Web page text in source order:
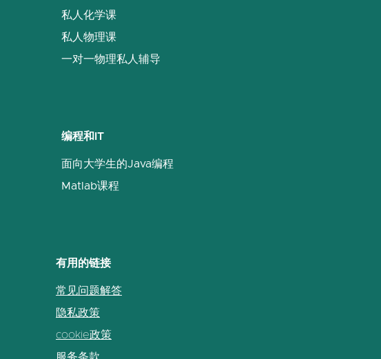
私人化学课
私人物理课
一对一物理私人辅导
编程和IT
面向大学生的Java编程
Matlab课程
有用的链接
常见问题解答
隐私政策
cookie政策